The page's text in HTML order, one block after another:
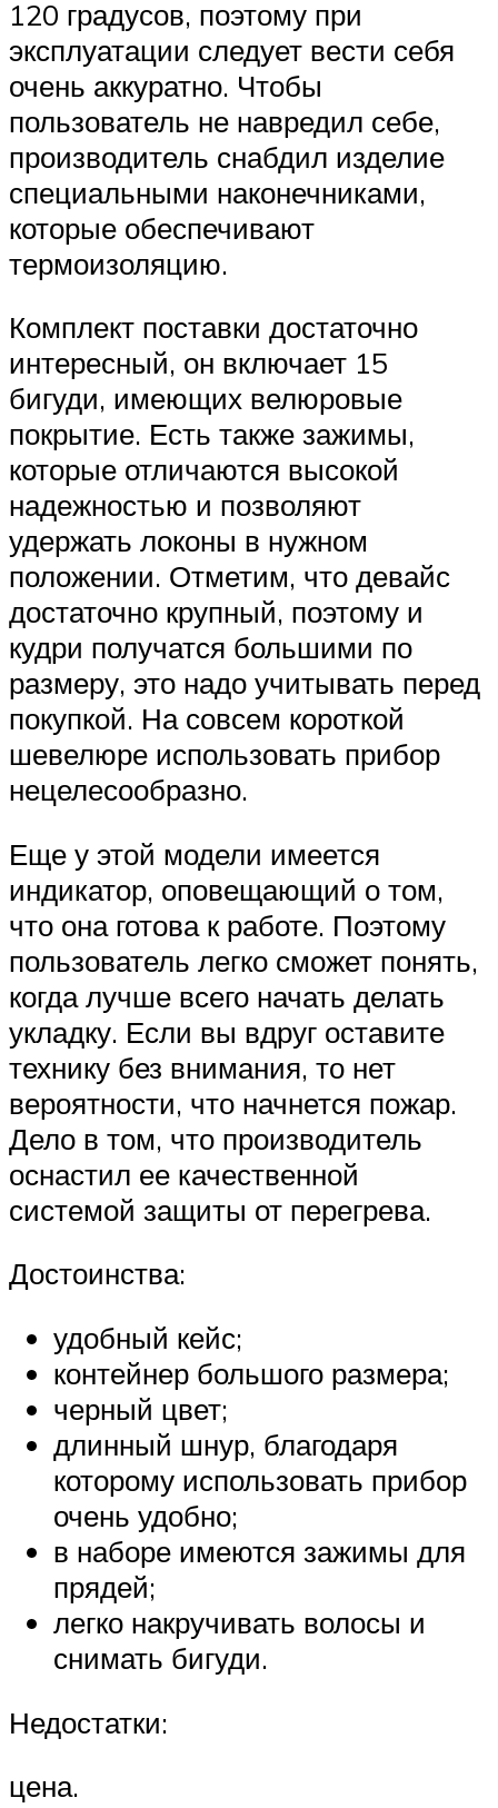
120 градусов, поэтому при
эксплуатации следует вести себя
очень аккуратно. Чтобы
пользователь не навредил себе,
производитель снабдил изделие
специальными наконечниками,
которые обеспечивают
термоизоляцию.
Комплект поставки достаточно
интересный, он включает 15
бигуди, имеющих велюровые
покрытие. Есть также зажимы,
которые отличаются высокой
надежностью и позволяют
удержать локоны в нужном
положении. Отметим, что девайс
достаточно крупный, поэтому и
кудри получатся большими по
размеру, это надо учитывать перед
покупкой. На совсем короткой
шевелюре использовать прибор
нецелесообразно.
Еще у этой модели имеется
индикатор, оповещающий о том,
что она готова к работе. Поэтому
пользователь легко сможет понять,
когда лучше всего начать делать
укладку. Если вы вдруг оставите
технику без внимания, то нет
вероятности, что начнется пожар.
Дело в том, что производитель
оснастил ее качественной
системой защиты от перегрева.
Достоинства:
удобный кейс;
контейнер большого размера;
черный цвет;
длинный шнур, благодаря
которому использовать прибор
очень удобно;
в наборе имеются зажимы для
прядей;
легко накручивать волосы и
снимать бигуди.
Недостатки:
цена.